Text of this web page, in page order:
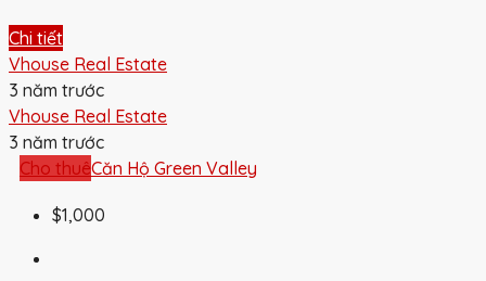
Chi tiết
Vhouse Real Estate
3 năm trước
Vhouse Real Estate
3 năm trước
Cho thuêCăn Hộ Green Valley
$1,000